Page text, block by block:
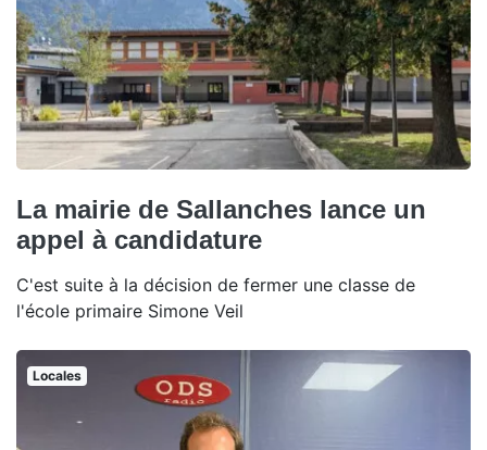
La mairie de Sallanches lance un
appel à candidature
C'est suite à la décision de fermer une classe de
l'école primaire Simone Veil
Locales